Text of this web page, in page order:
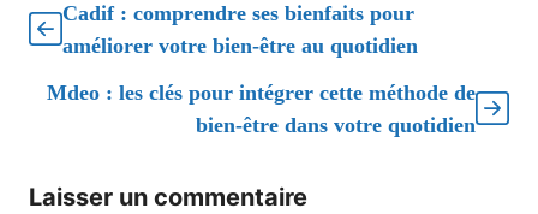
Cadif : comprendre ses bienfaits pour
améliorer votre bien-être au quotidien
Mdeo : les clés pour intégrer cette méthode de
bien-être dans votre quotidien
Laisser un commentaire